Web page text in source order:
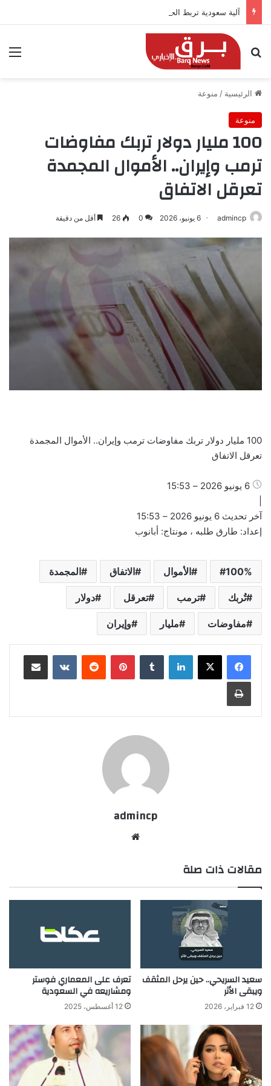
آلية سعودية تربط الحضور باجتياز الدورات
بحث عن
الرئيسية / منوعة
منوعة
100 مليار دولار تربك مفاوضات
ترمب وإيران.. الأموال المجمدة
تعرقل الاتفاق
admincp 6 يونيو، 2026 0
26 أقل من دقيقة
100 مليار دولار تربك مفاوضات ترمب وإيران.. الأموال المجمدة
تعرقل الاتفاق
آخر تحديث 6 يونيو 2026 – 15:53
إعداد: طارق طلبه ، مونتاج: أبانوب
100% الأموال الاتفاق المجمدة
تُربك ترمب تعرقل دولار
مفاوضات مليار وإيران
لينكدإن بينتيريست
admincp
مقالات ذات صلة
سعيد السريحي.. حين يرحل المثقف
ويبقى الأثر
12 فبراير، 2026
تعرف على المعماري فوستر
ومشاريعه في السعودية
12 أغسطس، 2025